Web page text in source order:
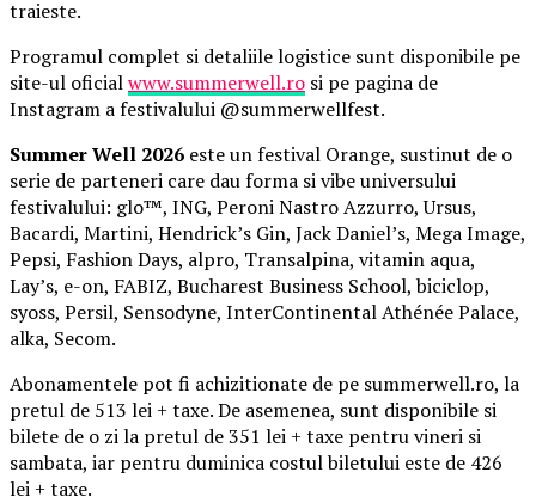
traieste.
Programul complet si detaliile logistice sunt disponibile pe
site-ul oficialwww.summerwell.ro si pe pagina de
Instagram a festivalului @summerwellfest.
Summer Well 2026 este un festival Orange, sustinut de o
serie de parteneri care dau forma si vibe universului
festivalului: glo™, ING, Peroni Nastro Azzurro, Ursus,
Bacardi, Martini, Hendrick’s Gin, Jack Daniel’s, Mega Image,
Pepsi, Fashion Days, alpro, Transalpina, vitamin aqua,
Lay’s, e-on, FABIZ, Bucharest Business School, biciclop,
syoss, Persil, Sensodyne, InterContinental Athénée Palace,
alka, Secom.
Abonamentele pot fi achizitionate de pe summerwell.ro, la
pretul de 513 lei + taxe. De asemenea, sunt disponibile si
bilete de o zi la pretul de 351 lei + taxe pentru vineri si
sambata, iar pentru duminica costul biletului este de 426
lei + taxe.